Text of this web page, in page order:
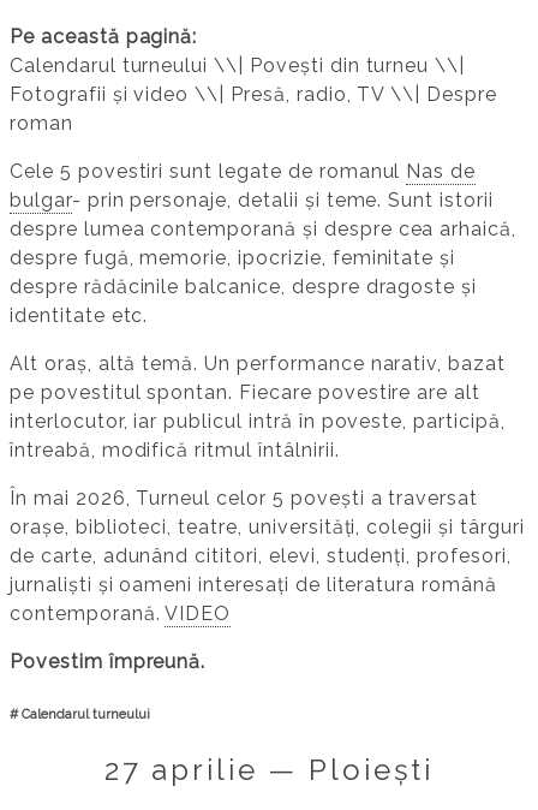
Pe această pagină:
Calendarul turneului \\| Povești din turneu \\|
Fotografii și video \\| Presă, radio, TV \\| Despre
roman
Cele 5 povestiri sunt legate de romanul Nas de
bulgar- prin personaje, detalii și teme. Sunt istorii
despre lumea contemporană și despre cea arhaică,
despre fugă, memorie, ipocrizie, feminitate și
despre rădăcinile balcanice, despre dragoste și
identitate etc.
Alt oraș, altă temă. Un performance narativ, bazat
pe povestitul spontan. Fiecare povestire are alt
interlocutor, iar publicul intră în poveste, participă,
întreabă, modifică ritmul întâlnirii.
În mai 2026, Turneul celor 5 povești a traversat
orașe, biblioteci, teatre, universități, colegii și târguri
de carte, adunând cititori, elevi, studenți, profesori,
jurnaliști și oameni interesați de literatura română
contemporană.VIDEO
Povestim împreună.
# Calendarul turneului
27 aprilie — Ploiești